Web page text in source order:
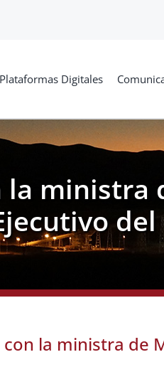
Plataformas Digitales
del
la ministra de